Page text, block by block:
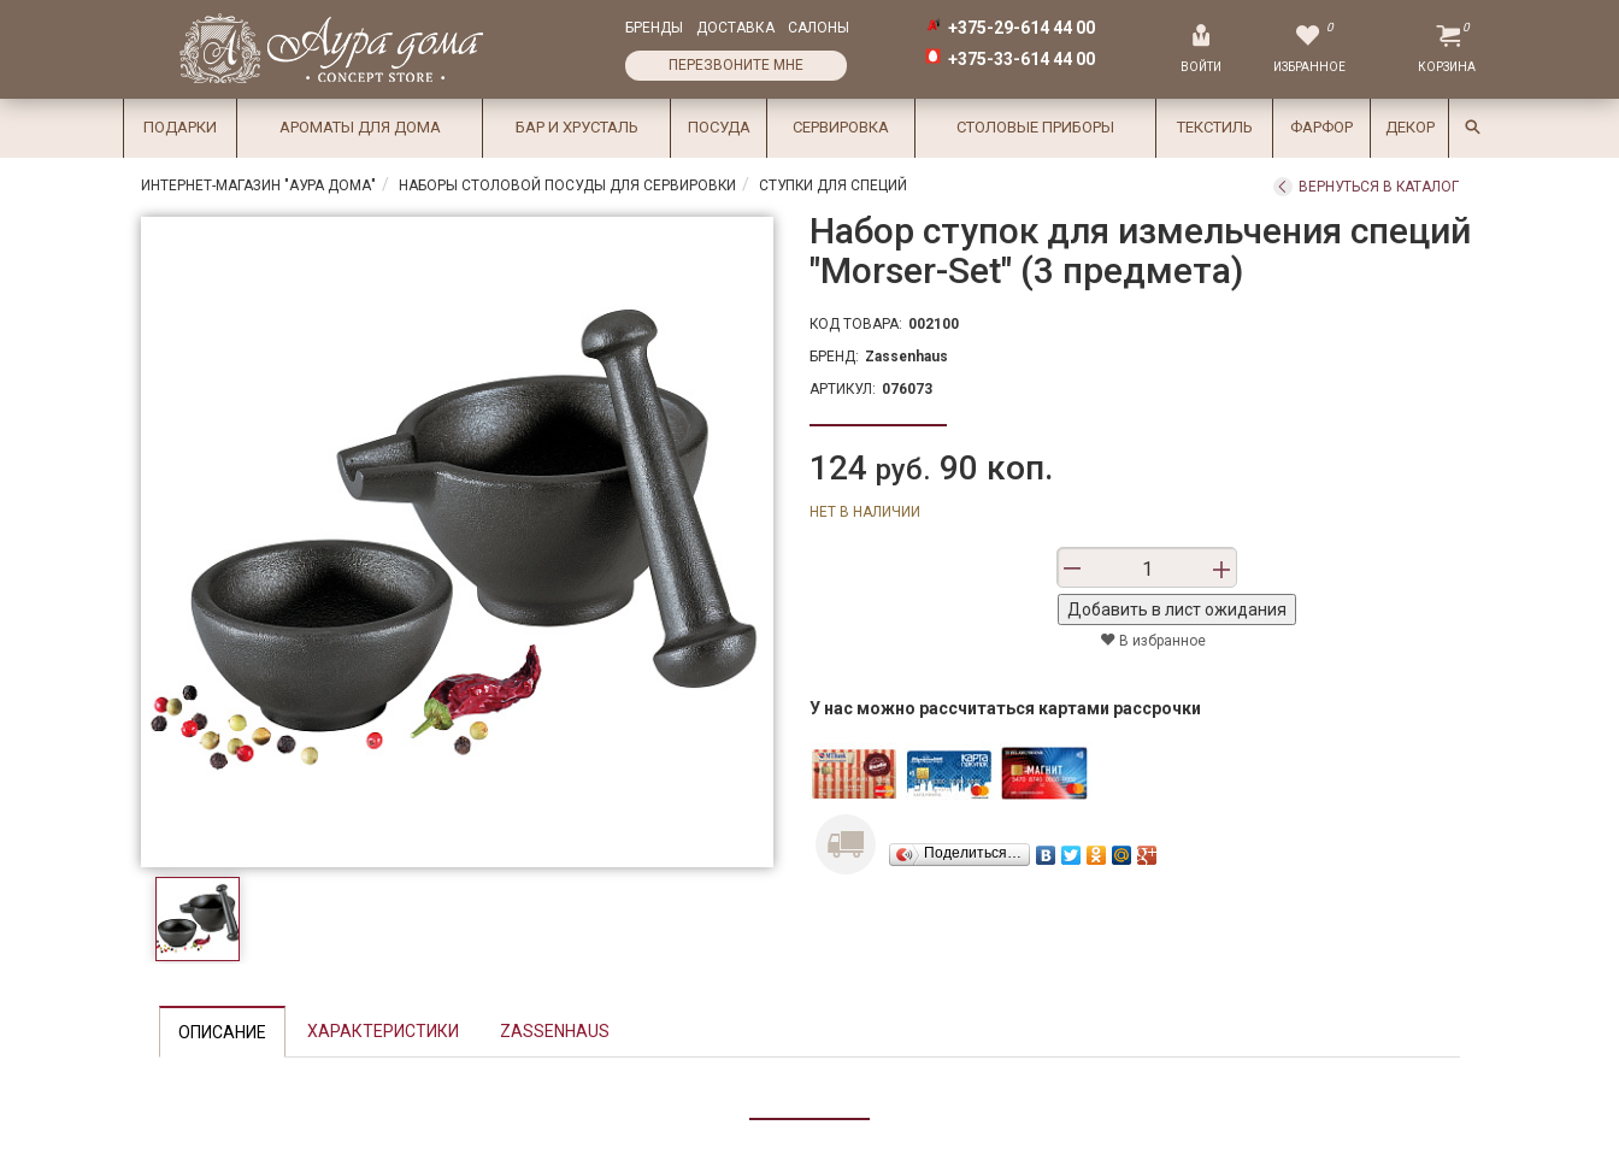
Избранное
×
СалоныДоставка
Оплата
Подарки
Ароматы
для дома
БРЕНДЫ ДОСТАВКА САЛОНЫ
ПЕРЕЗВОНИТЕ МНЕ
+375-29-614 44 00
+375-33-614 44 00
ВОЙТИ
0
ИЗБРАННОЕ
0
КОРЗИНА
ПОДАРКИ АРОМАТЫ ДЛЯ ДОМА БАР И ХРУСТАЛЬ ПОСУДА СЕРВИРОВКА СТОЛОВЫЕ ПРИБОРЫ ТЕКСТИЛЬ ФАРФОР ДЕКОР
ИНТЕРНЕТ-МАГАЗИН "АУРА ДОМА" НАБОРЫ СТОЛОВОЙ ПОСУДЫ ДЛЯ СЕРВИРОВКИ СТУПКИ ДЛЯ СПЕЦИЙ ВЕРНУТЬСЯ В КАТАЛОГ
Набор ступок для измельчения специй
"Morser-Set" (3 предмета)
КОД ТОВАРА: 002100
БРЕНД: Zassenhaus
АРТИКУЛ: 076073
124 руб. 90 коп.
НЕТ В НАЛИЧИИ
В избранное
У нас можно рассчитаться картами рассрочки
Поделиться…
ОПИСАНИЕ ХАРАКТЕРИСТИКИ ZASSENHAUS